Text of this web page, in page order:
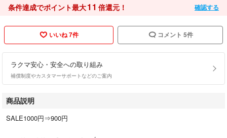
条件達成でポイント最大11 倍還元！ 確認する
いいね 7件 コメント 5件
ラクマ安心・安全への取り組み
補償制度やカスタマーサポートなどのご案内
商品説明
SALE1000円⇒900円